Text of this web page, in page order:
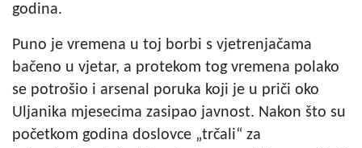
godina.
Puno je vremena u toj borbi s vjetrenjačama
bačeno u vjetar, a protekom tog vremena polako
se potrošio i arsenal poruka koji je u priči oko
Uljanika mjesecima zasipao javnost. Nakon što su
početkom godina doslovce „trčali“ za